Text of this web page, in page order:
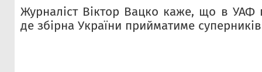
Журналіст Віктор Вацко каже, що в УАФ
де збірна України прийматиме суперників